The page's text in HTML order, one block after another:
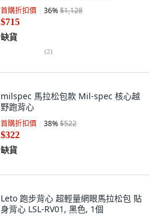
首購折扣價 36%$1,128
$715
缺貨
(2)
milspec 馬拉松包款 Mil-spec 核心越
野跑背心
首購折扣價 38%$522
$322
缺貨
Leto 跑步背心 超輕量網眼馬拉松包 貼
身背心 LSL-RV01, 黑色, 1個